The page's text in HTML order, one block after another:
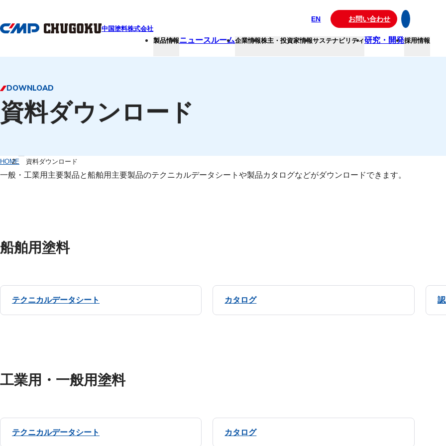
中国塗料株式会社
EN お問い合わせ
製品情報ニュースルーム企業情報株主・投資家情報サステナビリティ研究・開発採用情報
DOWNLOAD
資料ダウンロード
HOME 資料ダウンロード
一般・工業用主要製品と船舶用主要製品のテクニカルデータシートや製品カタログなどがダウンロードできます。
船舶用塗料
テクニカルデータシート カタログ
工業用・一般用塗料
テクニカルデータシート カタログ